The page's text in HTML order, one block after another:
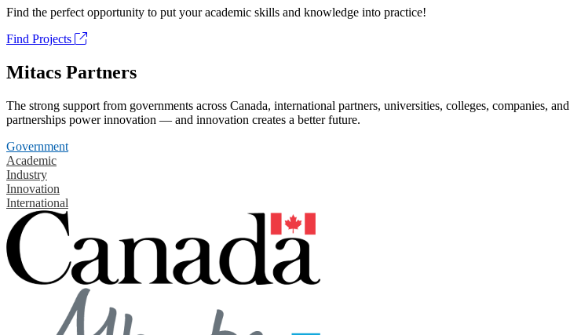
Find the perfect opportunity to put your academic skills and knowledge into practice!
Find Projects
Mitacs Partners
The strong support from governments across Canada, international partners, universities, colleges, companies,
partnerships power innovation — and innovation creates a better future.
Government
Academic
Industry
Innovation
International